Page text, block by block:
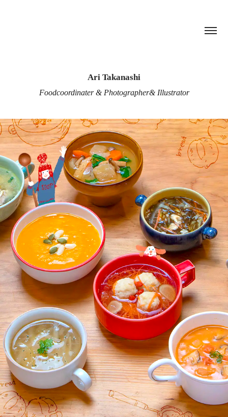
Ari Takanashi
Foodcoordinater & Photographer& Illustrator
WINTER SOUP
2025